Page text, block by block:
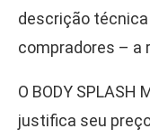
descrição
compradores – a
O BODY SPLASH
justifica seu